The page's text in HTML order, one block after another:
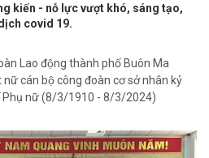
kiến - nỗ lực vượt khó, sáng tạo,
covid 19.
Lao động thành phố Buôn Ma
cán bộ công đoàn cơ sở nhân kỷ
Phụ nữ (8/3/1910 - 8/3/2024)